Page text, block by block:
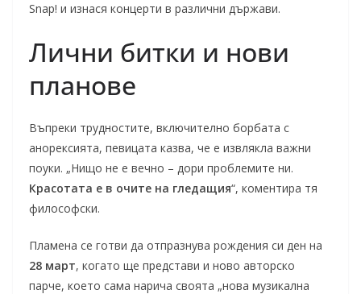
Snap! и изнася концерти в различни държави.
Лични битки и нови
планове
Въпреки трудностите, включително борбата с
анорексията, певицата казва, че е извлякла важни
поуки. „Нищо не е вечно – дори проблемите ни.
Красотата е в очите на гледащия“, коментира тя
философски.
Пламена се готви да отпразнува рождения си ден на
28 март, когато ще представи и ново авторско
парче, което сама нарича своята „нова музикална